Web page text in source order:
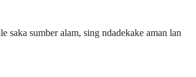
saka sumber alam, sing ndadekake aman lan